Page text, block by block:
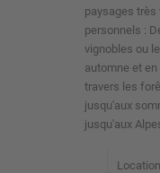
paysages très
personnels :
vignobles ou
automne et
travers les
jusqu'aux
jusqu'aux